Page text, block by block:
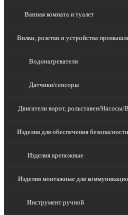
Ванная комната и туалет
Вилки, розетки и устройства
Водонагреватели
Датчики/сенсоры
Двигатели ворот, рольставен/Насосы/
Изделия для обеспечения
Изделия крепежные
Изделия монтажные для
Инструмент ручной